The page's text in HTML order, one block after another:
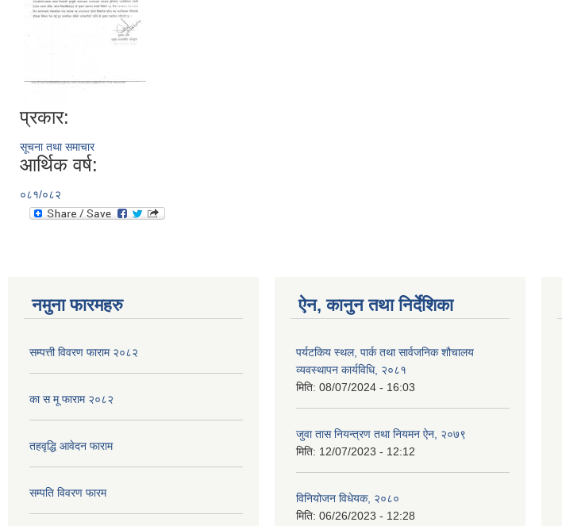
प्रकार:
सूचना तथा समाचार
आर्थिक वर्ष:
०८१/०८२
नमुना फारमहरु
सम्पत्ती विवरण फाराम २०८२
का स मू फाराम २०८२
तहवृद्धि आवेदन फाराम
सम्पति विवरण फारम
ऐन, कानुन तथा निर्देशिका
पर्यटकिय स्थल, पार्क तथा सार्वजनिक शौचालय
व्यवस्थापन कार्यविधि, २०८१
मिति: 08/07/2024 - 16:03
जुवा तास नियन्त्रण तथा नियमन ऐन, २०७९
मिति: 12/07/2023 - 12:12
विनियोजन विधेयक, २०८०
मिति: 06/26/2023 - 12:28